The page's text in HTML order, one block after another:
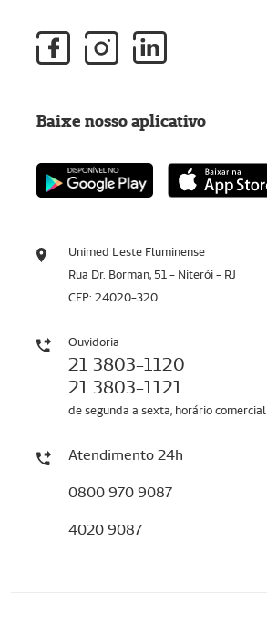
Unimed Leste Fluminense
Rua Dr. Borman, 51 - Niterói - RJ
CEP: 24020-320
Ouvidoria
21 3803-1120
21 3803-1121
de segunda a sexta, horário comercial
Atendimento 24h
0800 970 9087
4020 9087
Baixe nosso aplicativo